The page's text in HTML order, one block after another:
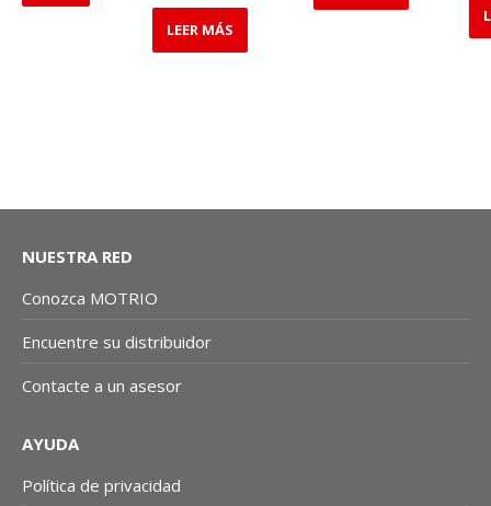
LEER MÁS
NUESTRA RED
Conozca MOTRIO
Encuentre su distribuidor
Contacte a un asesor
AYUDA
Política de privacidad